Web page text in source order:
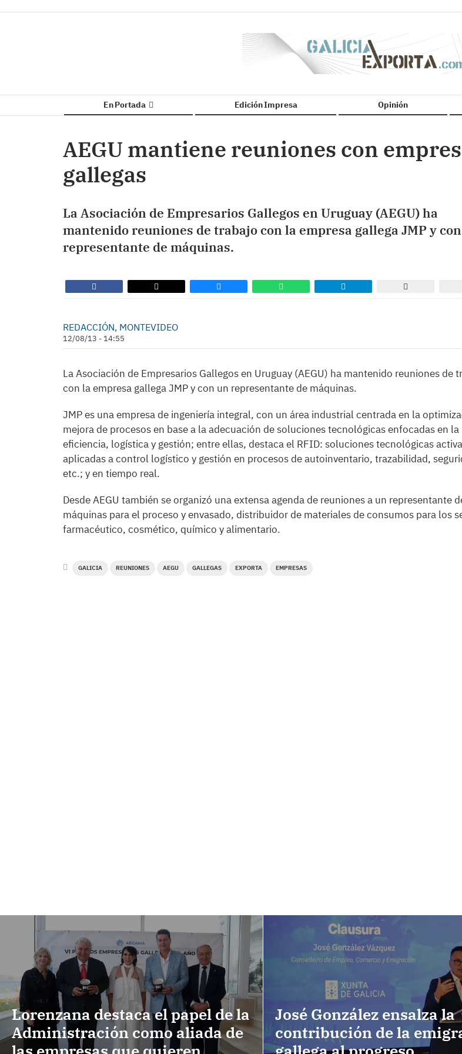
En Portada Edición Impresa Opinión
AEGU mantiene reuniones con
gallegas
La Asociación de Empresarios Gallegos en Uruguay (AEGU) ha
mantenido reuniones de trabajo con la empresa gallega JMP y
representante de máquinas.
REDACCIÓN, MONTEVIDEO
12/08/13 - 14:55
La Asociación de Empresarios Gallegos en Uruguay (AEGU) ha mantenido reuniones de
con la empresa gallega JMP y con un representante de máquinas.
JMP es una empresa de ingeniería integral, con un área industrial centrada en la
mejora de procesos en base a la adecuación de soluciones tecnológicas enfocadas en la
eficiencia, logística y gestión; entre ellas, destaca el RFID: soluciones tecnológicas
aplicadas a control logístico y gestión en procesos de autoinventario, trazabilidad,
etc.; y en tiempo real.
Desde AEGU también se organizó una extensa agenda de reuniones a un representante
máquinas para el proceso y envasado, distribuidor de materiales de consumos para los
farmacéutico, cosmético, químico y alimentario.
GALICIA REUNIONES AEGU GALLEGAS EXPORTA EMPRESAS
Lorenzana destaca el papel de la
Administración como aliada de
José González ensalza la
contribución de la